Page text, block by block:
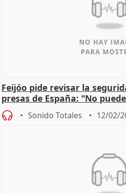
Feijóo pide revisar la
presas de España: "No
apagón
Sonido Totales 12/02/